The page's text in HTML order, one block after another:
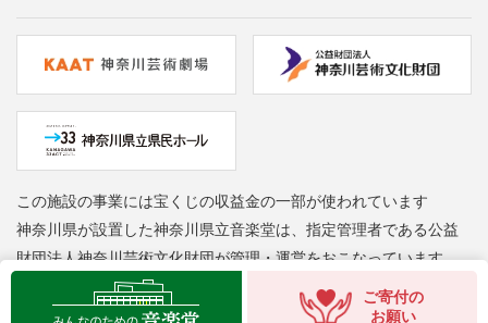
ご寄付の
お願い
この施設の事業には宝くじの収益金の一部が使われています
神奈川県が設置した神奈川県立音楽堂は、指定管理者である公益
財団法人神奈川芸術文化財団が管理・運営をおこなっています
Copyright © Kanagawa Arts Foundation. All rights reserved.